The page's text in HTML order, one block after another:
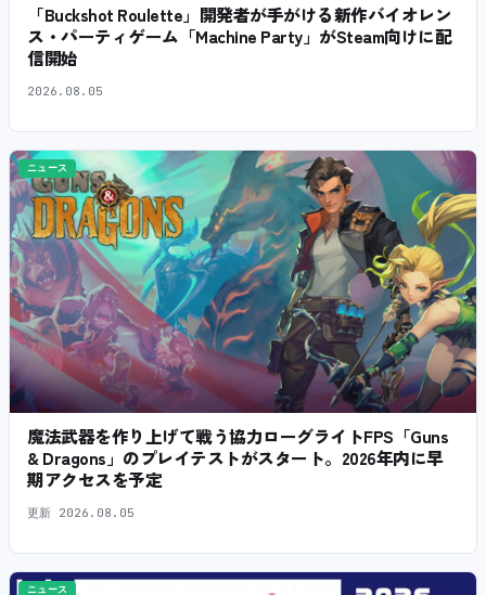
「Buckshot Roulette」開発者が手がける新作バイオレン
ス・パーティゲーム「Machine Party」がSteam向けに配
信開始
2026.08.05
ニュース
魔法武器を作り上げて戦う協力ローグライトFPS「Guns
& Dragons」のプレイテストがスタート。2026年内に早
期アクセスを予定
更新 2026.08.05
ニュース